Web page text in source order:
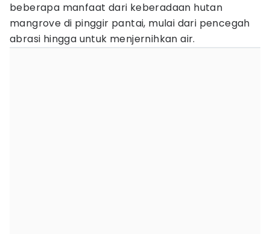
beberapa manfaat dari keberadaan hutan
mangrove di pinggir pantai, mulai dari pencegah
abrasi hingga untuk menjernihkan air.